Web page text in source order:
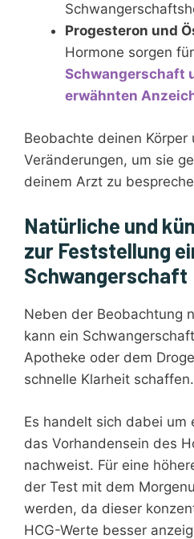
Progesteron und
Hormone sorgen
Schwangerschaft
erwähnten
Beobachte deinen Körper
Veränderungen, um sie
deinem Arzt zu
Natürliche und
zur Feststellung
Schwangerschaft
Neben der Beobachtung
kann ein
Apotheke oder dem
schnelle Klarheit schaffen.
Es handelt sich dabei um
das Vorhandensein des
nachweist. Für eine
der Test mit dem
werden, da dieser
HCG-Werte besser